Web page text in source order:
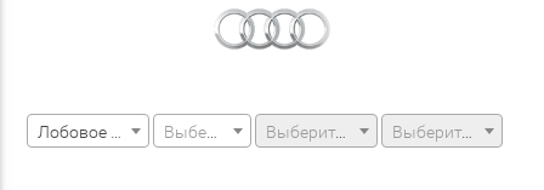
Выберите модель машины Выберите модификацию